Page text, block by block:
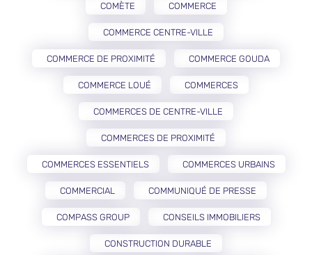
COMÈTE COMMERCE
COMMERCE CENTRE-VILLE
COMMERCE DE PROXIMITÉ COMMERCE GOUDA
COMMERCE LOUÉ COMMERCES
COMMERCES DE CENTRE-VILLE
COMMERCES DE PROXIMITÉ
COMMERCES ESSENTIELS COMMERCES URBAINS
COMMERCIAL COMMUNIQUÉ DE PRESSE
COMPASS GROUP CONSEILS IMMOBILIERS
CONSTRUCTION DURABLE